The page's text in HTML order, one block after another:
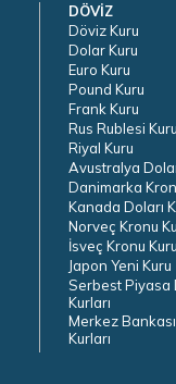
DÖVİZ
Döviz Kuru
Dolar Kuru
Euro Kuru
Pound Kuru
Frank Kuru
Rus Rublesi Kuru
Riyal Kuru
Avustralya
Danimarka
Kanada Doları
Norveç Kronu
İsveç Kronu Kuru
Japon Yeni Kuru
Serbest Piyasa
Kurları
Merkez
Kurları